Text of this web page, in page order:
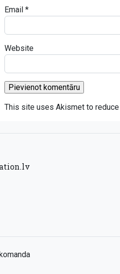
Email *
Website
This site uses Akismet to reduce